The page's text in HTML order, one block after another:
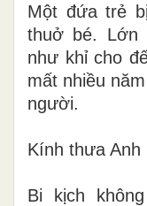
Một đứa trẻ
thuở bé. Lớn
như khỉ cho
mất nhiều
người.
Kính thưa Anh
Bi kịch